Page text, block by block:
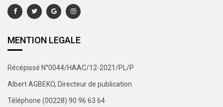
MENTION LEGALE
Récépissé N°0044/HAAC/12-2021/PL/P
Albert AGBEKO, Directeur de publication
Téléphone (00228) 90 96 63 64